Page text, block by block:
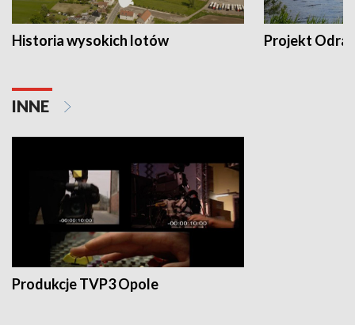
Historia wysokich lotów Projekt Odra
INNE
Produkcje TVP3 Opole